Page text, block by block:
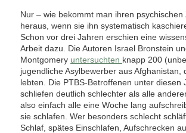
Nur – wie bekommt man ihren psychischen
heraus, wenn sie ihn systematisch
Schon vor drei Jahren erschien eine
Arbeit dazu. Die Autoren Israel Bronstein
Montgomery untersuchten knapp 200
jugendliche Asylbewerber aus Afghanistan,
lebten. Die PTBS-Betroffenen unter diesen
schliefen deutlich schlechter als alle
also einfach alle eine Woche lang
sie schlafen. Wer besonders schlecht
Schlaf, spätes Einschlafen, Aufschrecken